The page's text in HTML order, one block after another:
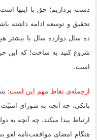
دست برداریم؛ حق با اینها
تحقیق و توسعه ادامه داشته
ده سال دوازده سال یا بیشتر
شروع کنید به ساخت! که
است.
ازجمله‌ى نقاط مهم این است:
بانکى، چه آنچه به شوراى امنیّت
ارتباط پیدا میکند، چه آنچه به
هنگام امضاى موافقت‌نامه لغو